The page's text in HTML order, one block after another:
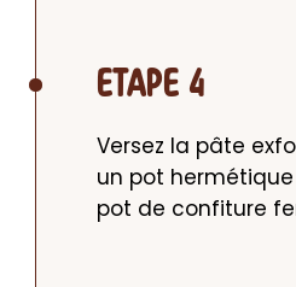
ETAPE 4
Versez la pâte
un pot
pot de confiture